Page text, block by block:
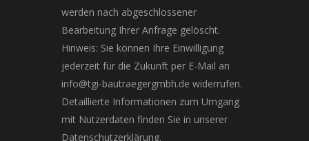
werden nach abgeschlossener
Bearbeitung Ihrer Anfrage gelöscht.
Hinweis: Sie können Ihre Einwilligung
jederzeit für die Zukunft per E-Mail an
info@tgi-bautraegergmbh.de widerrufen.
Detaillierte Informationen zum Umgang
mit Nutzerdaten finden Sie in unserer
Datenschutzerklärung.